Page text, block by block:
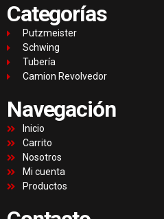
Categorías
Putzmeister
Schwing
Tubería
Camion Revolvedor
Navegación
Inicio
Carrito
Nosotros
Mi cuenta
Productos